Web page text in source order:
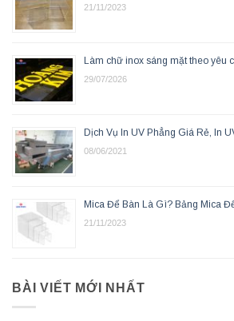
21/11/2023
Làm chữ inox sáng mặt theo yêu
29/07/2026
Dịch Vụ In UV Phẳng Giá Rẻ, In
08/06/2021
Mica Để Bàn Là Gì? Bảng Mica
21/11/2023
BÀI VIẾT MỚI NHẤT